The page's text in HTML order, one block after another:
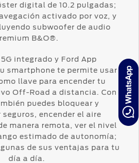
digital de 10.2 pulgadas;
activado por voz, y
subwoofer de audio
B&O®.
integrado y Ford App
smartphone te permite usar
llave para encender tu
Off-Road a distancia. Con
puedes bloquear y
encender el aire
manera remota, ver el nivel
estimado de autonomía;
de sus ventajas para tu
día a día.